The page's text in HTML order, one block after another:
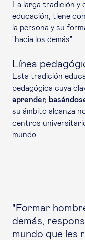
La larga tradición y
educación, tiene
la persona y su
"hacia los demás".
Línea
Esta tradición
pedagógica cuya
aprender,
su ámbito alcanza
centros
mundo.
"Formar
demás,
mundo que les